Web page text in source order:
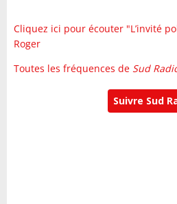
Cliquez ici pour écouter "L’invité
Roger
Toutes les fréquences de Sud
Suivre Sud